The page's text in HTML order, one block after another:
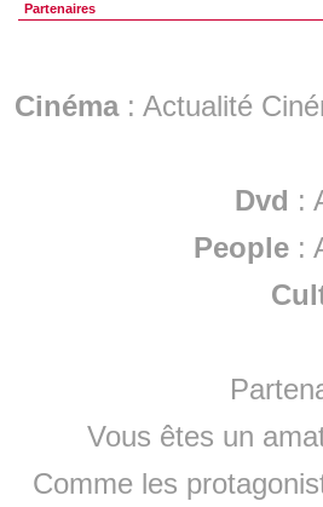
Partenaires
Cinéma: Actualité
Dvd :
People :
Vous êtes un
Comme les